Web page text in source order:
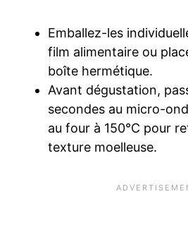
Emballez-les
film alimentaire ou
boîte hermétique.
Avant dégustation,
secondes au micro-
au four à 150°C pour
texture moelleuse.